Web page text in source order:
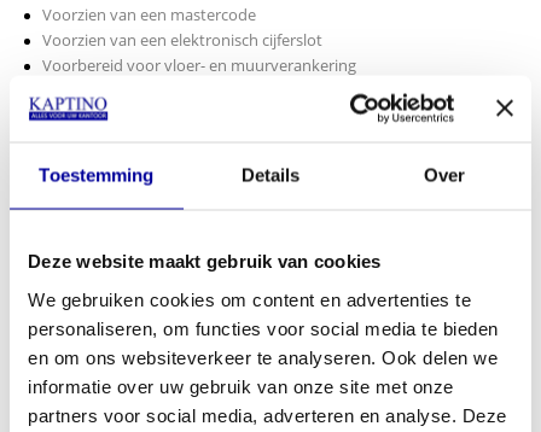
Toestemming Details Over
Deze website maakt gebruik van cookies
We gebruiken cookies om content en advertenties te
personaliseren, om functies voor social media te bieden
en om ons websiteverkeer te analyseren. Ook delen we
informatie over uw gebruik van onze site met onze
partners voor social media, adverteren en analyse. Deze
Voorzien van een mastercode
Voorzien van een elektronisch cijferslot
Voorbereid voor vloer- en muurverankering
Binnenmaten: 196 x 466 x 310 mm HxBxD
Inhoud: 28 liter
Kleur: antraciet
Artikel nummer 121052481
Download handleiding
INCL BTW: €186,00
EX BTW: €153,72
In mijn winkelwagen